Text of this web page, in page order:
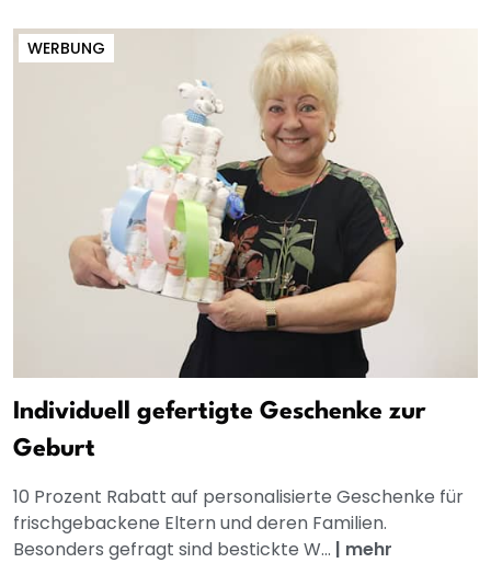
WERBUNG
Individuell gefertigte Geschenke zur
Geburt
10 Prozent Rabatt auf personalisierte Geschenke für
frischgebackene Eltern und deren Familien.
Besonders gefragt sind bestickte W... | mehr